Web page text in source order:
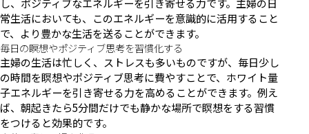
し、ポジティブなエネルギーを引き寄せる力です。主婦の日
常生活においても、このエネルギーを意識的に活用すること
で、より豊かな生活を送ることができます。
毎日の瞑想やポジティブ思考を習慣化する
主婦の生活は忙しく、ストレスも多いものですが、毎日少し
の時間を瞑想やポジティブ思考に費やすことで、ホワイト量
子エネルギーを引き寄せる力を高めることができます。例え
ば、朝起きたら5分間だけでも静かな場所で瞑想をする習慣
をつけると効果的です。